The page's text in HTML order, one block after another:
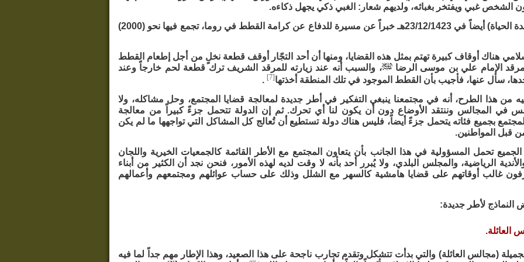
الشخص غبي ويفتخر بغبائه، ولديهم شعار: الغبي ذكي يجهل ذكاءه.
ونشرت (جريدة الحياة) أيضاً في 23/12/1423هـ خبراً عن مسيرة للدفاع عن كرامة القطط في روما، تجمع فيها نحو (2000)
هناك أوقاف كبيرة تهتم بمثل هذه القضايا، ومنها أن أحد التجّار أوقف قطعة نخلٍ من أجل إطعام القطط
مرقد الإمام علي بن موسى الرضا
، والسبب أنه عند زيارته للمرقد الشريف ترك قطعة لحم خارجاً وعند
سأل عنها، فأجيب بأن القطط الموجود في تلك المنطقة أخذتها[7]
.
من هذا الطرح، أنه في مجتمعنا ينبغي التفكير في أطر جديدة لمعالجة قضايا المجتمع، وحل مشاكله، ولا
في المجالس وننتقد الأوضاع دون أن يكون لنا أي تحرك. ثم إن الدولة تتحمل جزءً كبيراً من معالجة
بجميع فئاته يتحمل جزءً أيضاً، فليس هناك دولة تستطيع أن تُعالج كل المشاكل التي تواجهها ما لم يكن
قبل المواطنين.
تحمل المسؤولية في هذا الجانب بأن يتعاون المجتمع مع الأطر القائمة كالجمعيات الخيرية واللجان
الرياضية، والمجلس البلدي، ولا يُبرر أحد بأنه لا وقت لديه لهذه الأمور، فنحن نجد أن الكثير من أبناء
غالب أوقاتهم على قضايا هامشية كالسهر مع الشلل وذلك على حساب عوائلهم ومجتمعهم وأعمالهم
النماذج لأطر جديدة:
العائلة.
(مجالس العائلة) والتي بدأت تتشكل وتقدم تجارب ناجحة على هذا الصعيد، وهذا الإطار مهم جداً لما فيه